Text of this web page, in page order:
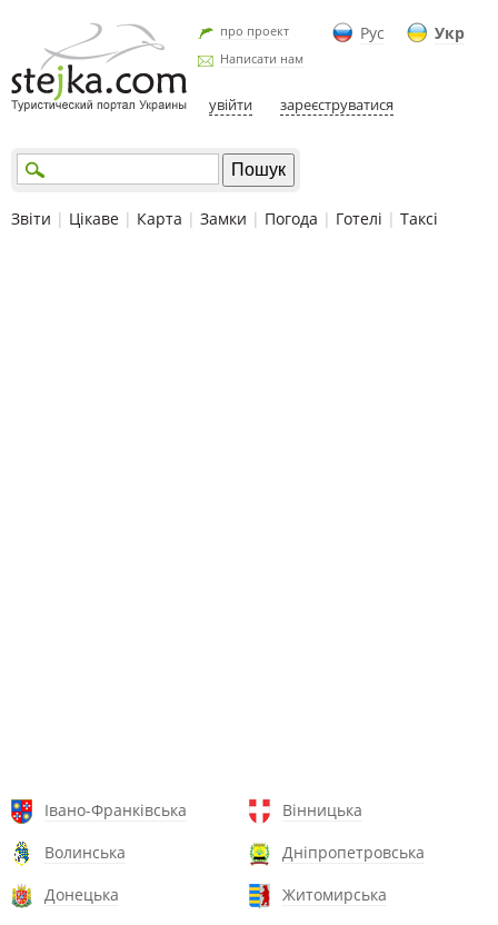
Рус Укр
про проект
Написати нам
увійти зареєструватися
Звіти | Цікаве | Карта | Замки | Погода | Готелі | Таксі
Івано-Франківська
Вінницька
Волинська
Дніпропетровська
Донецька
Житомирська